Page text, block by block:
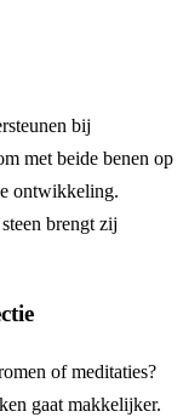
bij
met beide benen op
ontwikkeling.
brengt zij
of meditaties?
gaat makkelijker.